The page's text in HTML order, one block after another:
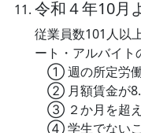
令和４年10月
従業員数101人以
ート・アルバイ
① 週の所定労働
② 月額賃金が
③ ２か月を超え
④ 学生でないこ